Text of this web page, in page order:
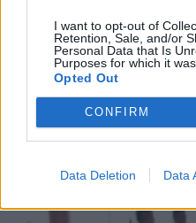
I want to opt-out of
Retention, Sale, and/or
Personal Data that Is
Purposes for which it
Opted Out
CONFIRM
Data Deletion Data
ΑΕΙ